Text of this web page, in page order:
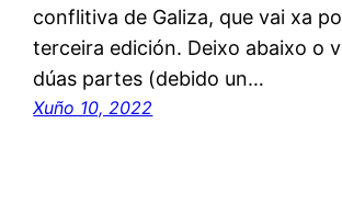
conflitiva de Galiza, que vai xa
terceira edición. Deixo abaixo o
dúas partes (debido un…
Xuño 10, 2022